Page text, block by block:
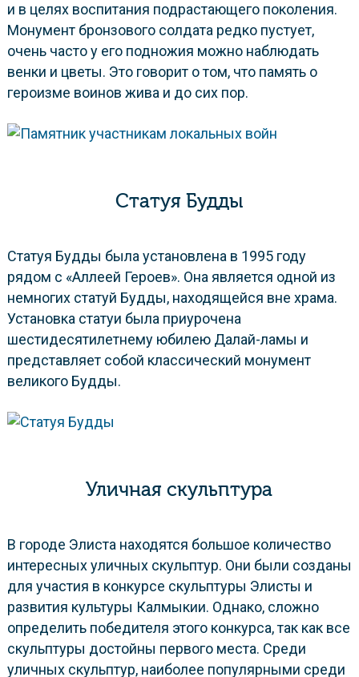
и в целях воспитания подрастающего поколения.
Монумент бронзового солдата редко пустует,
очень часто у его подножия можно наблюдать
венки и цветы. Это говорит о том, что память о
героизме воинов жива и до сих пор.
Статуя Будды
Статуя Будды была установлена в 1995 году
рядом с «Аллеей Героев». Она является одной из
немногих статуй Будды, находящейся вне храма.
Установка статуи была приурочена
шестидесятилетнему юбилею Далай-ламы и
представляет собой классический монумент
великого Будды.
Уличная скульптура
В городе Элиста находятся большое количество
интересных уличных скульптур. Они были созданы
для участия в конкурсе скульптуры Элисты и
развития культуры Калмыкии. Однако, сложно
определить победителя этого конкурса, так как все
скульптуры достойны первого места. Среди
уличных скульптур, наиболее популярными среди